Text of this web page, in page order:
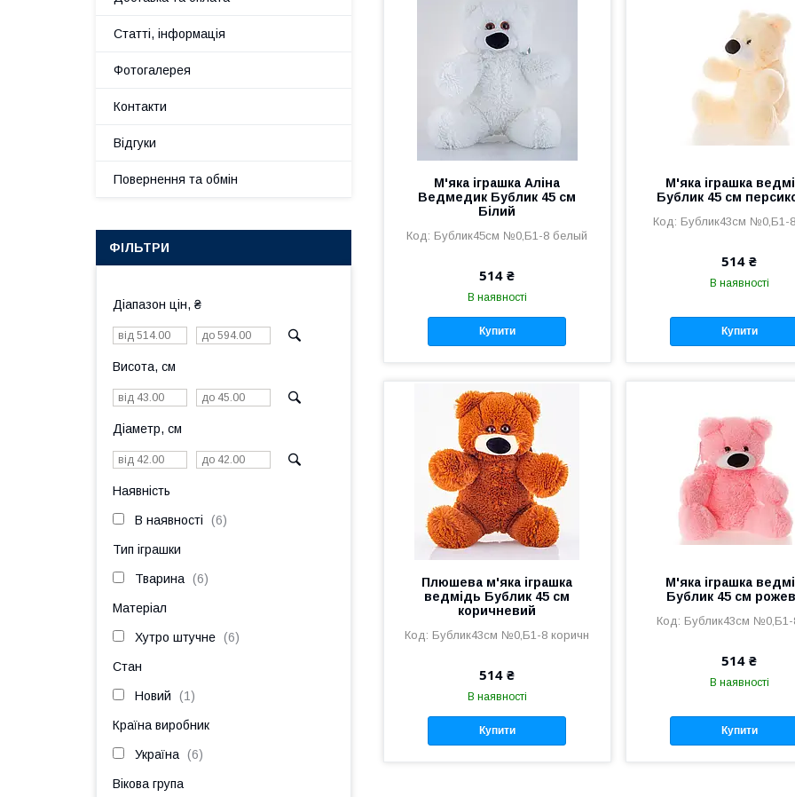
М'яка іграшка Аліна
Ведмедик Бублик 45 см
Білий
Бублик45см №0,Б1-8 белый
514 ₴
В наявності
Купити
М'яка іграшка
Бублик 45 см
Бублик43см №0,Б1-
514 ₴
В наявності
Купити
Плюшева м'яка іграшка
ведмідь Бублик 45 см
коричневий
Бублик43см №0,Б1-8 коричн
514 ₴
В наявності
Купити
М'яка іграшка
Бублик 45 см
Бублик43см №0,Б1-
514 ₴
В наявності
Купити
Статті, інформація
Фотогалерея
Контакти
Відгуки
Повернення та обмін
ФІЛЬТРИ
Діапазон цін, ₴
Висота, см
Діаметр, см
Наявність
В наявності 6
Тип іграшки
Тварина 6
Матеріал
Хутро штучне 6
Стан
Новий 1
Країна виробник
Україна 6
Вікова група